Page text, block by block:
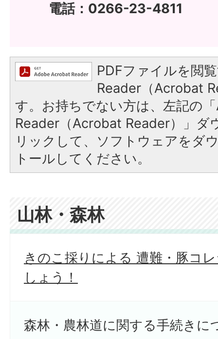
電話：0266-23-4811
PDFファイルを閲
Reader（Acrobat
す。お持ちでない方は、左記の
Reader（Acrobat Reader）」ダ
リックして、ソフトウェアをダ
トールしてください。
山林・森林
きのこ採りによる 遭難・豚コ
しょう！
森林・農林道に関する手続きに